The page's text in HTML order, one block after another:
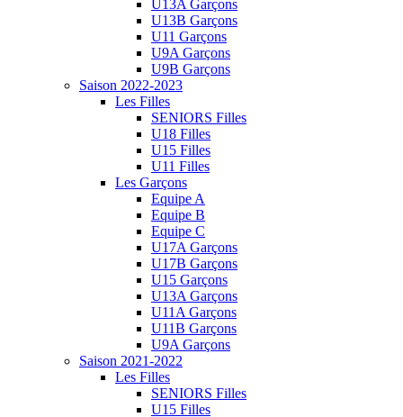
U13A Garçons
U13B Garçons
U11 Garçons
U9A Garçons
U9B Garçons
Saison 2022-2023
Les Filles
SENIORS Filles
U18 Filles
U15 Filles
U11 Filles
Les Garçons
Equipe A
Equipe B
Equipe C
U17A Garçons
U17B Garçons
U15 Garçons
U13A Garçons
U11A Garçons
U11B Garçons
U9A Garçons
Saison 2021-2022
Les Filles
SENIORS Filles
U15 Filles